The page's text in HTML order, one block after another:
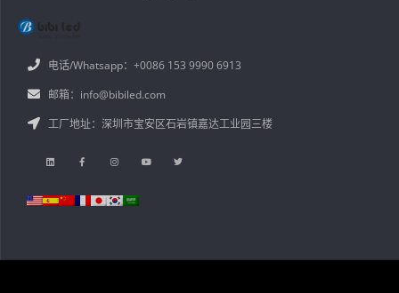
电话/Whatsapp：+0086 153 9990 6913
邮箱：info@bibiled.com
工厂地址：深圳市宝安区石岩镇嘉达工业园三楼